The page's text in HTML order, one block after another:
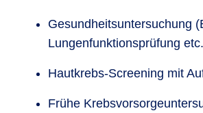
Gesundheitsuntersuchung
Lungenfunktionsprüfung
Hautkrebs-Screening mit
Frühe